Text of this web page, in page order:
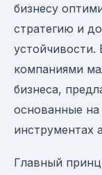
бизнесу
стратегию и
устойчивости.
компаниями
бизнеса,
основанные
инструментах
Главный